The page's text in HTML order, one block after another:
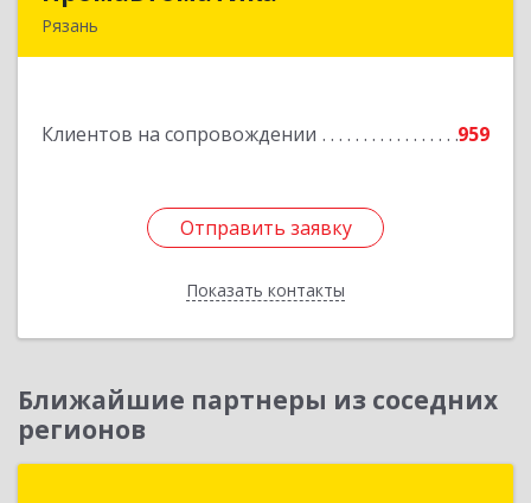
Рязань
Клиентов на сопровождении 959
Отправить заявку
Показать контакты
Подробнее
Отправить заявку
Назад
Ближайшие партнеры из соседних
регионов